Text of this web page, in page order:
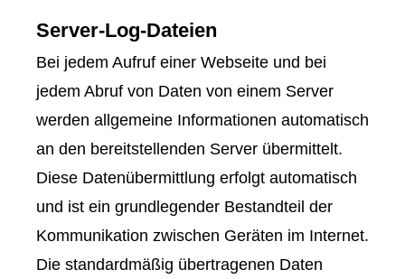
Server-Log-Dateien
Bei jedem Aufruf einer Webseite und bei
jedem Abruf von Daten von einem Server
werden allgemeine Informationen automatisch
an den bereitstellenden Server übermittelt.
Diese Datenübermittlung erfolgt automatisch
und ist ein grundlegender Bestandteil der
Kommunikation zwischen Geräten im Internet.
Die standardmäßig übertragenen Daten